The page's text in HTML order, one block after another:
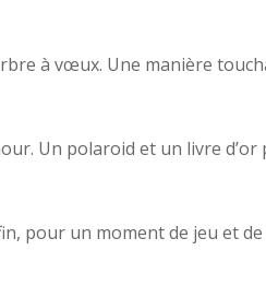
à vœux. Une manière
Un polaroid et un livre
pour un moment de jeu et